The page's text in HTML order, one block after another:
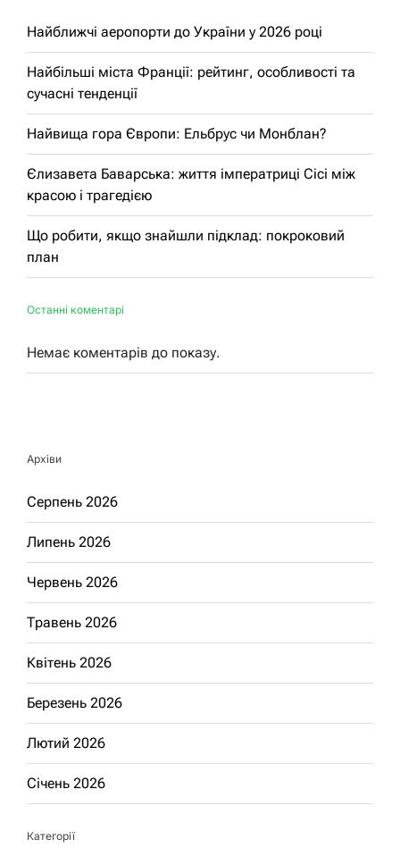
Найближчі аеропорти до України у 2026 році
Найбільші міста Франції: рейтинг, особливості та
сучасні тенденції
Найвища гора Європи: Ельбрус чи Монблан?
Єлизавета Баварська: життя імператриці Сісі між
красою і трагедією
Що робити, якщо знайшли підклад: покроковий
план
Останні коментарі
Немає коментарів до показу.
Архіви
Серпень 2026
Липень 2026
Червень 2026
Травень 2026
Квітень 2026
Березень 2026
Лютий 2026
Січень 2026
Категорії